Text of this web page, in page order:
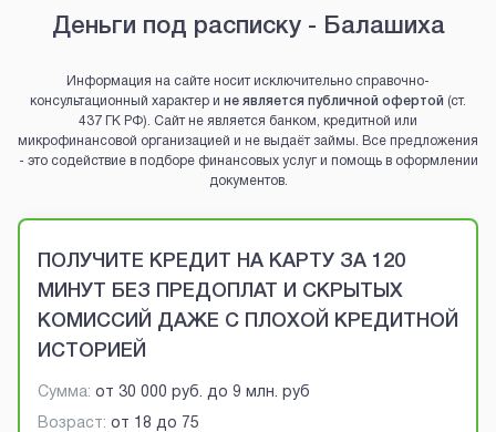
Деньги под расписку - Балашиха
Информация на сайте носит исключительно справочно-
консультационный характер и не является публичной офертой (ст.
437 ГК РФ). Сайт не является банком, кредитной или
микрофинансовой организацией и не выдаёт займы. Все предложения
- это содействие в подборе финансовых услуг и помощь в оформлении
документов.
Brobaza - VIP-объявления
ПОЛУЧИТЕ КРЕДИТ НА КАРТУ ЗА 120
МИНУТ БЕЗ ПРЕДОПЛАТ И СКРЫТЫХ
КОМИССИЙ ДАЖЕ С ПЛОХОЙ КРЕДИТНОЙ
ИСТОРИЕЙ
Сумма: от 30 000 руб. до 9 млн. руб
Возраст: от 18 до 75